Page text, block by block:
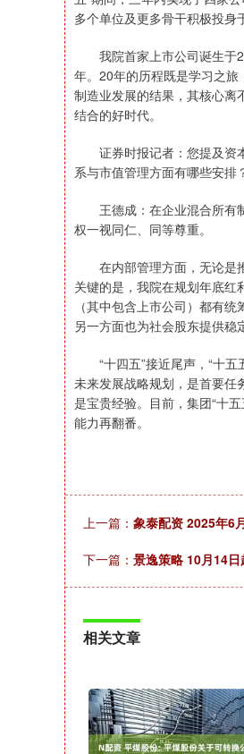
多个单位及更多骨干积极投身
我院首家上市公司诞生于
年。20年的历程既是学习之
制造业发展的结果，其核心离
结合的好时代。
证券时报记者：您提及资本
系与市值管理方面有哪些安排
王德成：在企业混合所有制
权一视同仁、同等尊重。
在内部管理方面，无论是推
关键的是，我院在规划年底
（其中包含上市公司）都有
另一方面也为社会股东提供稳
“十四五”接近尾声，“十五
未来发展战略规划，是首要任
是宝贵经验。目前，集团“十
能力再翻番。
上一篇： 象泰配资 2025年6
下一篇： 景逸策略 10月14
相关文章